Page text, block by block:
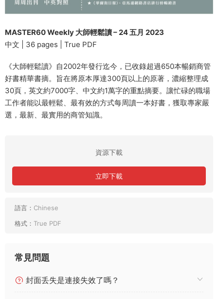
MASTER60 Weekly 大師輕鬆讀 – 24 五月 2023
中文 | 36 pages | True PDF
《大師輕鬆讀》自2002年發行迄今，已收錄超過650本暢銷商管
好書精華書摘。旨在將原本厚達300頁以上的原著，濃縮整理成
30頁，英文約7000字、中文約1萬字的重點摘要。讓忙碌的職場
工作者能以最輕鬆、最有效的方式每周讀一本好書，獲取專家嚴
選，最新、最實用的商管知識。
資源下載
立即下載
語言： Chinese
格式： True PDF
常見問題
封面丢失是連接失效了嗎？